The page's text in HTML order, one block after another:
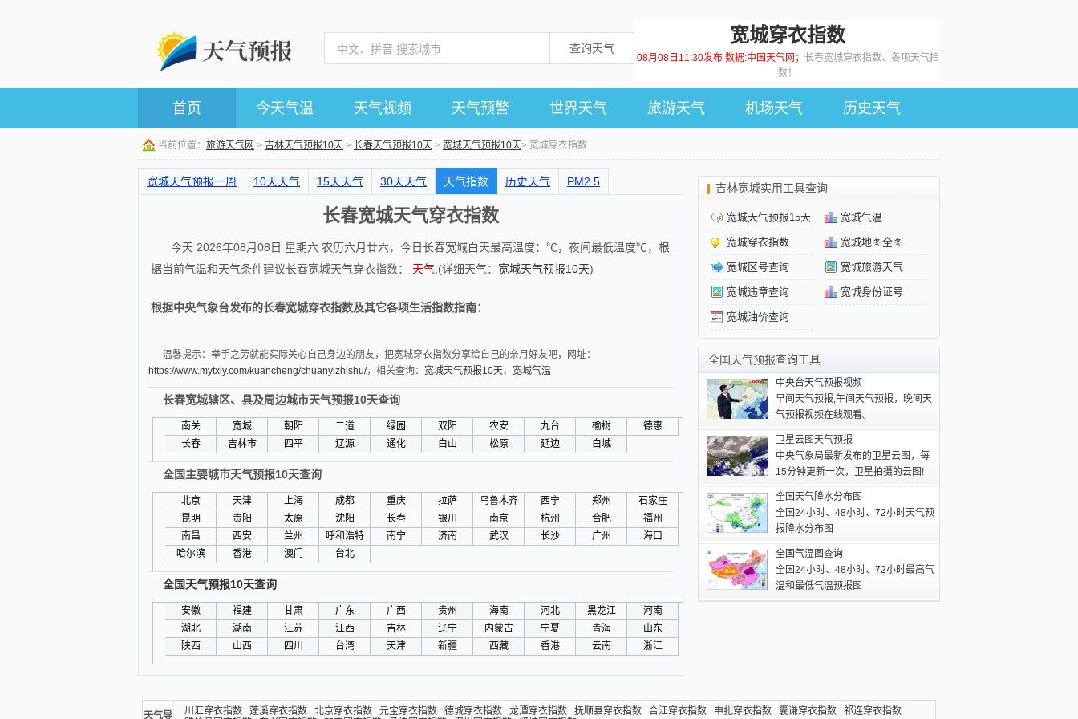
查询天气
宽城穿衣指数
08月08日11:30发布 数据:中国天气网； 长春宽城穿衣指数、各项天气指
数！
首页 今天气温 天气视频 天气预警 世界天气 旅游天气 机场天气 历史天气
当前位置： 旅游天气网 > 吉林天气预报10天 > 长春天气预报10天 > 宽城天气预报10天> 宽城穿衣指数
宽城天气预报一周 10天天气 15天天气 30天天气 天气指数 历史天气 PM2.5
长春宽城天气穿衣指数
今天 2026年08月08日 星期六 农历六月廿六，今日长春宽城白天最高温度：℃，夜间最低温度℃，根
据当前气温和天气条件建议长春宽城天气穿衣指数： 天气 ,(详细天气： 宽城天气预报10天)
根据中央气象台发布的长春宽城穿衣指数及其它各项生活指数指南：
温馨提示：举手之劳就能实际关心自己身边的朋友，把宽城穿衣指数分享给自己的亲月好友吧，网址：
https://www.mytxly.com/kuancheng/chuanyizhishu/，相关查询： 宽城天气预报10天、 宽城气温
长春宽城辖区、县及周边城市天气预报10天查询
南关 宽城 朝阳 二道 绿园 双阳 农安 九台 榆树
德惠
长春
吉林市 四平 辽源 通化 白山 松原 延边 白城
全国主要城市天气预报10天查询
北京 天津 上海 成都 重庆 拉萨 乌鲁木齐 西宁 郑州
石家庄
昆明
贵阳 太原 沈阳 长春 银川 南京 杭州 合肥
福州
南昌
西安 兰州 呼和浩特 南宁 济南 武汉 长沙 广州
海口
哈尔滨
香港 澳门 台北
全国天气预报10天查询
安徽 福建 甘肃 广东 广西 贵州 海南 河北 黑龙江
河南
湖北
湖南 江苏 江西 吉林 辽宁 内蒙古 宁夏 青海
山东
陕西
山西 四川 台湾 天津 新疆 西藏 香港 云南 浙江
吉林宽城实用工具查询
宽城天气预报15天 宽城气温
宽城穿衣指数 宽城地图全图
宽城区号查询 宽城旅游天气
宽城违章查询 宽城身份证号
宽城油价查询
全国天气预报查询工具
中央台天气预报视频
早间天气预报,午间天气预报，晚间天
气预报视频在线观看。
卫星云图天气预报
中央气象局最新发布的卫星云图，每
15分钟更新一次，卫星拍摄的云图!
全国天气降水分布图
全国24小时、48小时、72小时天气预
报降水分布图
全国气温图查询
全国24小时、48小时、72小时最高气
温和最低气温预报图
天气导 川汇穿衣指数 蓬溪穿衣指数 北京穿衣指数 元宝穿衣指数 德城穿衣指数 龙潭穿衣指数 抚顺县穿衣指数 合江穿衣指数 申扎穿衣指数 囊谦穿衣指数
祁连穿衣指数